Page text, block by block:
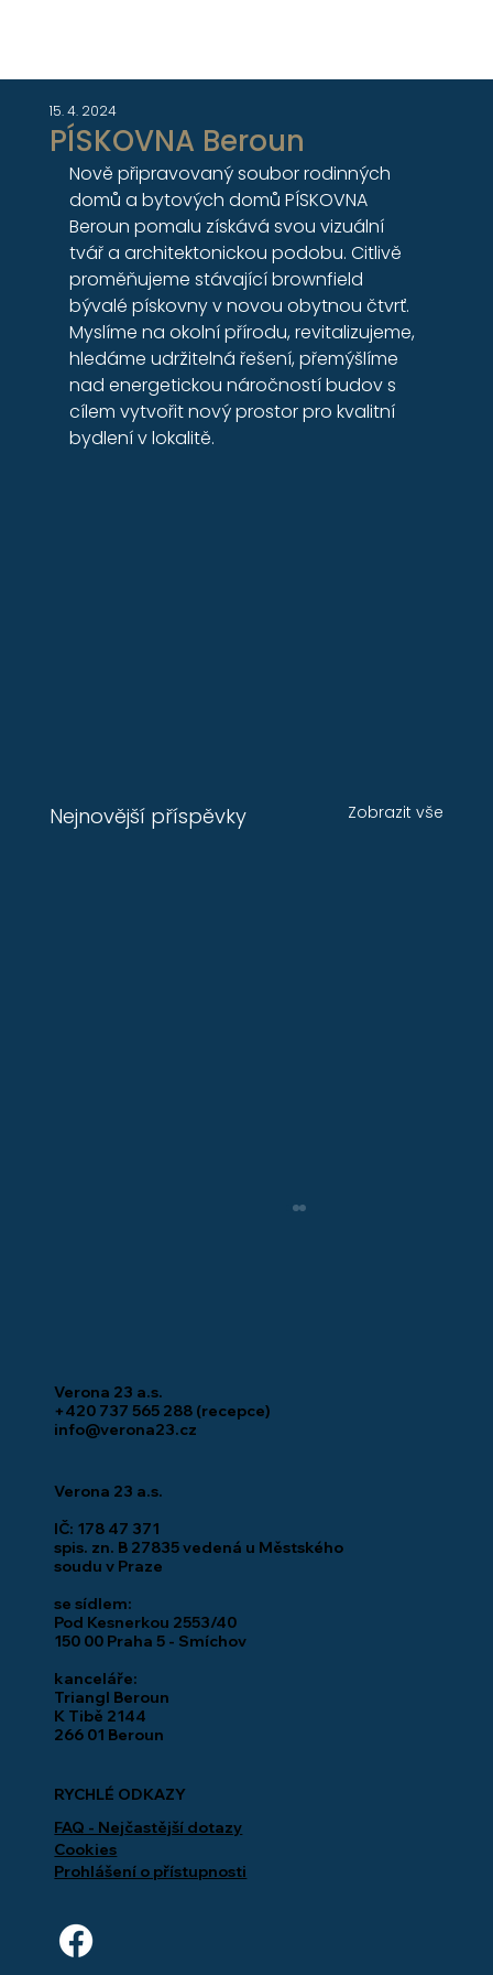
PÍSKOVNA Beroun
15. 4. 2024
Nově připravovaný soubor rodinných
domů a bytových domů PÍSKOVNA
Beroun pomalu získává svou vizuální
tvář a architektonickou podobu. Citlivě
proměňujeme stávající brownfield
bývalé pískovny v novou obytnou čtvrť.
Myslíme na okolní přírodu, revitalizujeme,
hledáme udržitelná řešení, přemýšlíme
nad energetickou náročností budov s
cílem vytvořit nový prostor pro kvalitní
bydlení v lokalitě.
Nejnovější příspěvky Zobrazit vše
Verona 23 a.s.
+420 737 565 288 (recepce)
info@verona23.cz
Verona 23 a.s.
IČ: 178 47 371
spis. zn. B 27835 vedená u Městského
soudu v Praze
se sídlem:
Pod Kesnerkou 2553/40
150 00 Praha 5 - Smíchov
kanceláře:
Triangl Beroun
K Tibě 2144
266 01 Beroun
RYCHLÉ ODKAZY
FAQ - Nejčastější dotazy
Cookies
Prohlášení o přístupnosti